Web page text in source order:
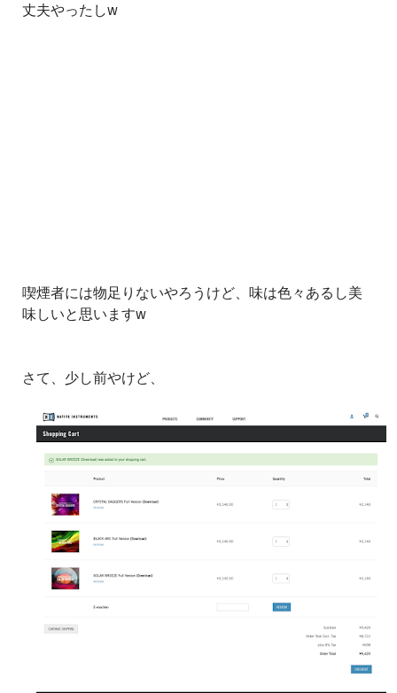
丈夫やったしw
喫煙者には物足りないやろうけど、味は色々あるし美
味しいと思いますw
さて、少し前やけど、